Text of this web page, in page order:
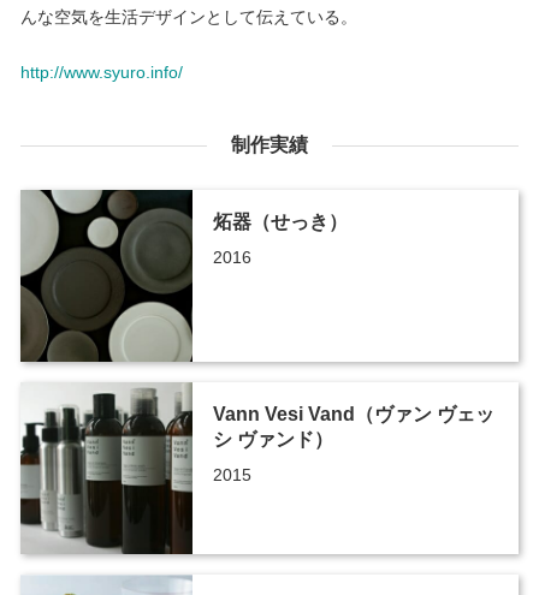
んな空気を生活デザインとして伝えている。
http://www.syuro.info/
制作実績
炻器（せっき）
2016
Vann Vesi Vand（ヴァン ヴェッ
シ ヴァンド）
2015